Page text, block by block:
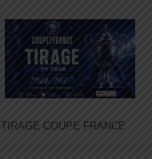
TIRAGE COUPE FRANCE